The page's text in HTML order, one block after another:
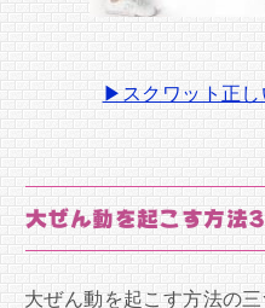
▶スクワット正
大ぜん動を起こす方法
大ぜん動を起こす方法の